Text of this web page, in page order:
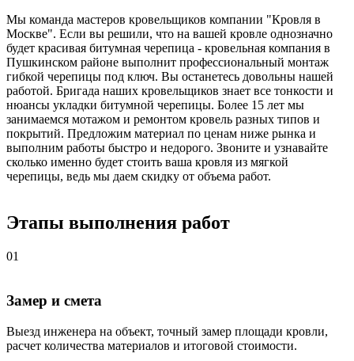
Мы команда мастеров кровельщиков компании "Кровля в
Москве". Если вы решили, что на вашей кровле однозначно
будет красивая битумная черепица - кровельная компания в
Пушкинском районе выполнит профессиональный монтаж
гибкой черепицы под ключ. Вы останетесь довольны нашей
работой. Бригада наших кровельщиков знает все тонкости и
нюансы укладки битумной черепицы. Более 15 лет мы
занимаемся мотажом и ремонтом кровель разных типов и
покрытий. Предложим материал по ценам ниже рынка и
выполним работы быстро и недорого. Звоните и узнавайте
сколько именно будет стоить ваша кровля из мягкой
черепицы, ведь мы даем скидку от объема работ.
Этапы выполнения работ
01
Замер и смета
Выезд инженера на объект, точный замер площади кровли,
расчет количества материалов и итоговой стоимости.